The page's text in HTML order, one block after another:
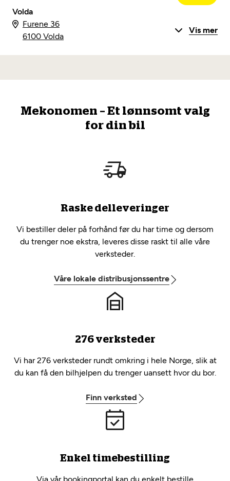
Volda
Furene 36
6100 Volda
Vis mer
Mekonomen – Et lønnsomt valg
for din bil
Raske delleveringer
Vi bestiller deler på forhånd før du har time og dersom
du trenger noe ekstra, leveres disse raskt til alle våre
verksteder.
Våre lokale distribusjonssentre
276 verksteder
Vi har 276 verksteder rundt omkring i hele Norge, slik at
du kan få den bilhjelpen du trenger uansett hvor du bor.
Finn verksted
Enkel timebestilling